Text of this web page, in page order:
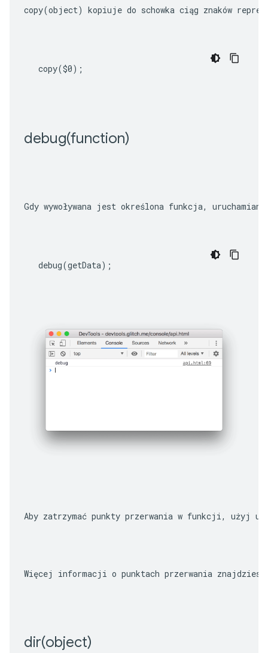
copy(object) kopiuje do schowka ciąg znaków
copy($0);
debug(function)
Gdy wywoływana jest określona funkcja,
debug(getData);
Aby zatrzymać punkty przerwania w funkcji, użyj
Więcej informacji o punktach przerwania
dir(object)